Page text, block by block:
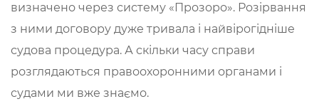
визначено через систему «Прозоро». Розірвання
з ними договору дуже тривала і найвірогідніше
судова процедура. А скільки часу справи
розглядаються правоохоронними органами і
судами ми вже знаємо.